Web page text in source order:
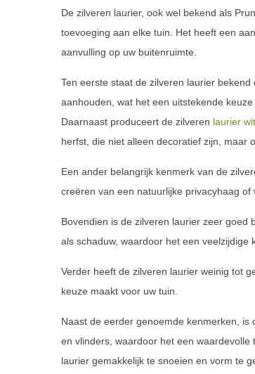
De zilveren laurier, ook wel bekend als
toevoeging aan elke tuin. Het heeft een
aanvulling op uw buitenruimte.
Ten eerste staat de zilveren laurier
aanhouden, wat het een uitstekende
Daarnaast produceert de zilveren laurier
herfst, die niet alleen decoratief zijn, maar
Een ander belangrijk kenmerk van de
creëren van een natuurlijke privacyhaag of
Bovendien is de zilveren laurier zeer goed
als schaduw, waardoor het een
Verder heeft de zilveren laurier weinig tot
keuze maakt voor uw tuin.
Naast de eerder genoemde kenmerken,
en vlinders, waardoor het een
laurier gemakkelijk te snoeien en vorm te